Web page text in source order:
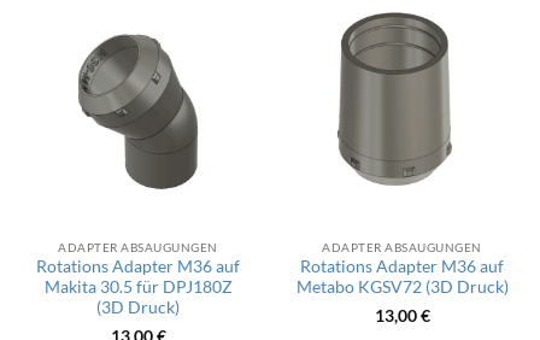
ADAPTER ABSAUGUNGEN
Rotations Adapter M36 auf
Makita 30.5 für DPJ180Z
(3D Druck)
ADAPTER ABSAUGUNGEN
Rotations Adapter M36 auf
Metabo KGSV72 (3D Druck)
13,00€